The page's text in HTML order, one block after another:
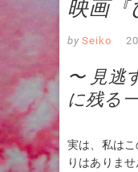
映画『
by Seiko
〜 見逃
に残る
実は、私は
りはありませ